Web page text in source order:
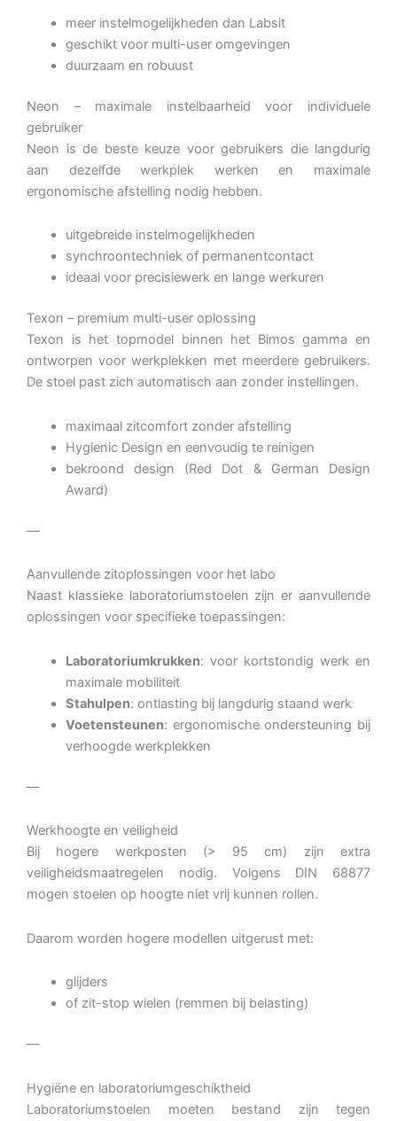
meer instelmogelijkheden dan Labsit
geschikt voor multi-user omgevingen
duurzaam en robuust
Neon – maximale instelbaarheid voor individuele
gebruiker
Neon is de beste keuze voor gebruikers die langdurig
aan dezelfde werkplek werken en maximale
ergonomische afstelling nodig hebben.
uitgebreide instelmogelijkheden
synchroontechniek of permanentcontact
ideaal voor precisiewerk en lange werkuren
Texon – premium multi-user oplossing
Texon is het topmodel binnen het Bimos gamma en
ontworpen voor werkplekken met meerdere gebruikers.
De stoel past zich automatisch aan zonder instellingen.
maximaal zitcomfort zonder afstelling
Hygienic Design en eenvoudig te reinigen
bekroond design (Red Dot & German Design
Award)
—
Aanvullende zitoplossingen voor het labo
Naast klassieke laboratoriumstoelen zijn er aanvullende
oplossingen voor specifieke toepassingen:
Laboratoriumkrukken: voor kortstondig werk en
maximale mobiliteit
Stahulpen: ontlasting bij langdurig staand werk
Voetensteunen: ergonomische ondersteuning bij
verhoogde werkplekken
—
Werkhoogte en veiligheid
Bij hogere werkposten (> 95 cm) zijn extra
veiligheidsmaatregelen nodig. Volgens DIN 68877
mogen stoelen op hoogte niet vrij kunnen rollen.
Daarom worden hogere modellen uitgerust met:
glijders
of zit-stop wielen (remmen bij belasting)
—
Hygiëne en laboratoriumgeschiktheid
Laboratoriumstoelen moeten bestand zijn tegen